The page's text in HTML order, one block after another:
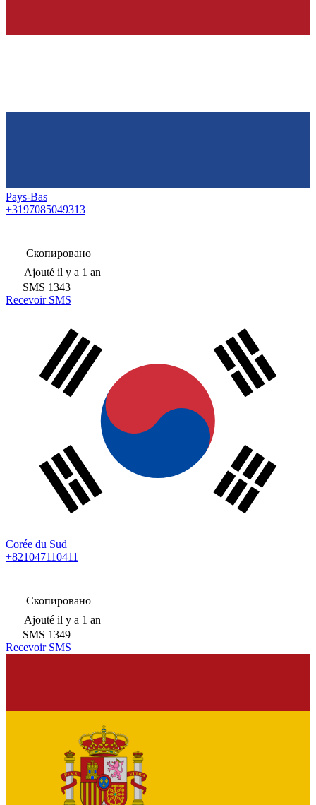
Pays-Bas
+3197085049313
Скопировано
Ajouté il y a 1 an
SMS 1343
Recevoir SMS
Corée du Sud
+821047110411
Скопировано
Ajouté il y a 1 an
SMS 1349
Recevoir SMS